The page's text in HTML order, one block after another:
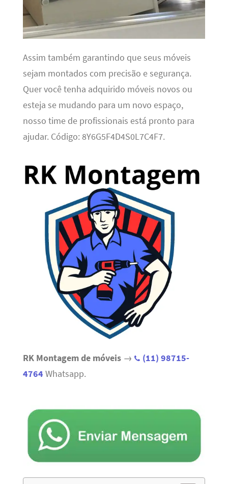
Assim também garantindo que seus móveis
sejam montados com precisão e segurança.
Quer você tenha adquirido móveis novos ou
esteja se mudando para um novo espaço,
nosso time de profissionais está pronto para
ajudar. Código: 8Y6G5F4D4S0L7C4F7.
RK Montagem de móveis→
(11) 98715-
4764 Whatsapp.